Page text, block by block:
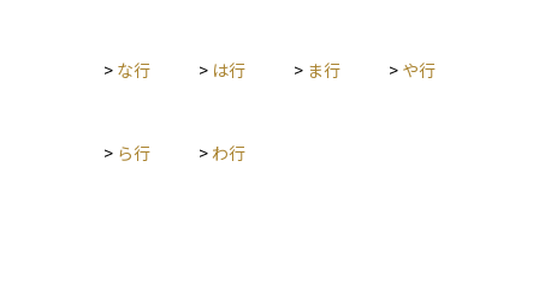
> な行 > は行 > ま行 > や行
> ら行 > わ行